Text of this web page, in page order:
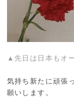
▲先日は日本もオ
気持ち新たに頑張
願いします。